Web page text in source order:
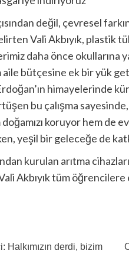
değil, çevresel
Vali Akbıyık, plastik
daha önce
aile bütçesine ek bir yük
himayelerinde
bu çalışma
koruyor hem de
yeşil bir geleceğe de
kurulan arıtma
Akbıyık tüm
Halkımızın derdi, bizim